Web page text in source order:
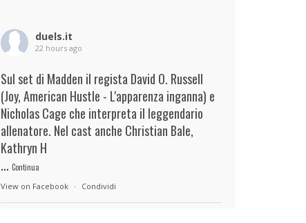
duels.it
22 hours ago
Sul set di Madden il regista David O. Russell
(Joy, American Hustle - L'apparenza inganna) e
Nicholas Cage che interpreta il leggendario
allenatore. Nel cast anche Christian Bale,
Kathryn H
... Continua
View on Facebook · Condividi